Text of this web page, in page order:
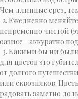
Чем длинные срез,
2. Ежедневно
непременно чистой
оазисе - аккуратно
3. Какими бы ни
для цветов это
от долгого
или сквозняков.
радовать заметно